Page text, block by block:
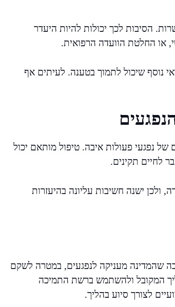
הסיבות לכך יכולות להיות היעדר
או החלטת הוועדה הרפואית.
נוסף שיכול לתמוך בטענה. לעיתים אף
של נפגעי פעולות איבה. טיפול מותאם יכול
לחיים תקינים.
ולכן ישנה חשיבות עליונה בהיעזרות
שהמדינה מעניקה לנפגעים, במטרה לשקם
המקובל ולהשתמש ברשת התמיכה
לצורך סיוע בהליך.